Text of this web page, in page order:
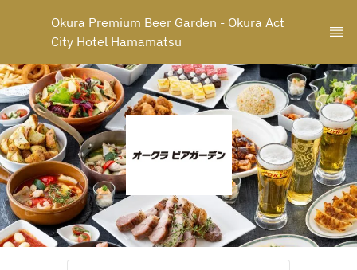
Okura Premium Beer Garden - Okura Act
City Hotel Hamamatsu